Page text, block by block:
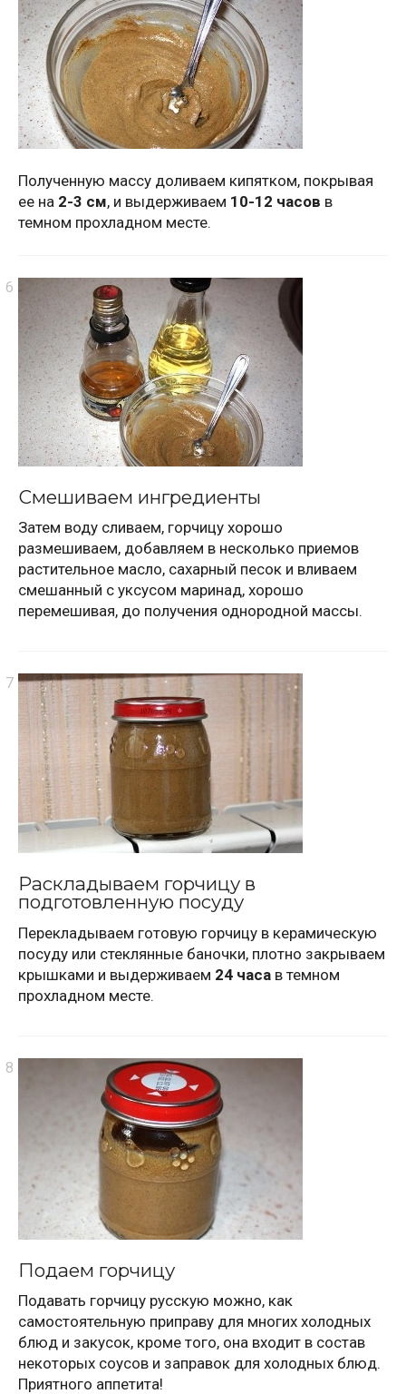
Полученную массу доливаем кипятком, покрывая
ее на 2-3 см, и выдерживаем 10-12 часов в
темном прохладном месте.
Смешиваем ингредиенты
Затем воду сливаем, горчицу хорошо
размешиваем, добавляем в несколько приемов
растительное масло, сахарный песок и вливаем
смешанный с уксусом маринад, хорошо
перемешивая, до получения однородной массы.
Раскладываем горчицу в
подготовленную посуду
Перекладываем готовую горчицу в керамическую
посуду или стеклянные баночки, плотно закрываем
крышками и выдерживаем 24 часа в темном
прохладном месте.
Подаем горчицу
Подавать горчицу русскую можно, как
самостоятельную приправу для многих холодных
блюд и закусок, кроме того, она входит в состав
некоторых соусов и заправок для холодных блюд.
Приятного аппетита!